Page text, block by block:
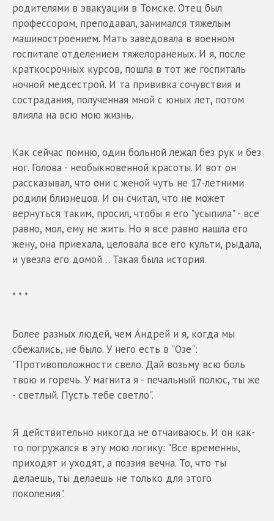
родителями в эвакуации в Томске. Отец был
профессором, преподавал, занимался тяжелым
машиностроением. Мать заведовала в военном
госпитале отделением тяжелораненых. И я, после
краткосрочных курсов, пошла в тот же госпиталь
ночной медсестрой. И та прививка сочувствия и
сострадания, полученная мной с юных лет, потом
влияла на всю мою жизнь.
Как сейчас помню, один больной лежал без рук и без
ног. Голова - необыкновенной красоты. И вот он
рассказывал, что они с женой чуть не 17-летними
родили близнецов. И он считал, что не может
вернуться таким, просил, чтобы я его "усыпила" - все
равно, мол, ему не жить. Но я все равно нашла его
жену, она приехала, целовала все его культи, рыдала,
и увезла его домой… Такая была история.
* * *
Более разных людей, чем Андрей и я, когда мы
сбежались, не было. У него есть в "Озе":
"Противоположности свело. Дай возьму всю боль
твою и горечь. У магнита я - печальный полюс, ты же
- светлый. Пусть тебе светло".
Я действительно никогда не отчаиваюсь. И он как-
то погружался в эту мою логику: "Все временны,
приходят и уходят, а поэзия вечна. То, что ты
делаешь, ты делаешь не только для этого
поколения".